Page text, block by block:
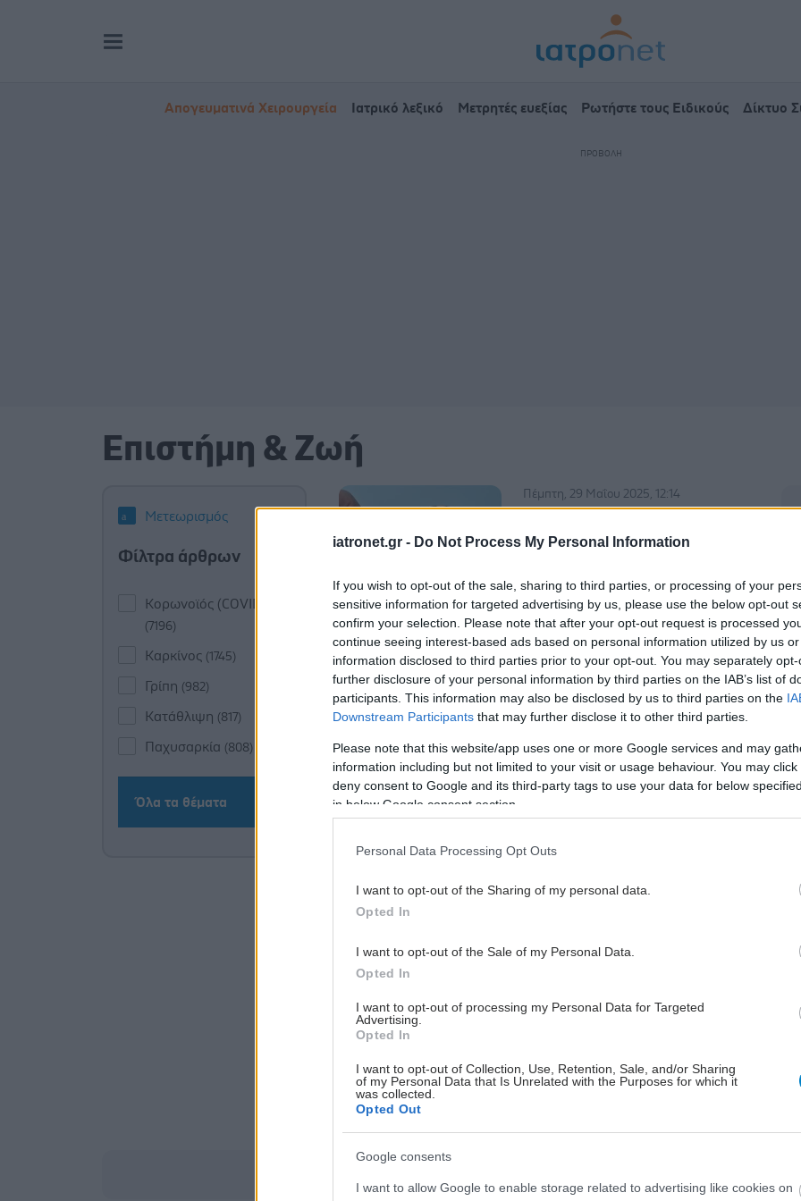
iatronet.gr - Do Not Process My Personal Information
If you wish to opt-out of the sale, sharing to third parties, or processing of your
sensitive information for targeted advertising by us, please use the below opt-out
confirm your selection. Please note that after your opt-out request is processed
continue seeing interest-based ads based on personal information utilized by us
information disclosed to third parties prior to your opt-out. You may separately
further disclosure of your personal information by third parties on the IAB’s list of
participants. This information may also be disclosed by us to third parties on the
Downstream Participants that may further disclose it to other third parties.
Please note that this website/app uses one or more Google services and may
information including but not limited to your visit or usage behaviour. You may
deny consent to Google and its third-party tags to use your data for below
in below Google consent section.
Personal Data Processing Opt Outs
I want to opt-out of the Sharing of my personal data.
Opted In
I want to opt-out of the Sale of my Personal Data.
Opted In
I want to opt-out of processing my Personal Data for Targeted
Advertising.
Opted In
I want to opt-out of Collection, Use, Retention, Sale, and/or Sharing
of my Personal Data that Is Unrelated with the Purposes for which it
was collected.
Opted Out
Google consents
I want to allow Google to enable storage related to advertising like cookies on
Απογευματινά Χειρουργεία Ιατρικό λεξικό Μετρητές ευεξίας Ρωτήστε τους Ειδικούς Δίκτυο
Επιστήμη & Ζωή
Μετεωρισμός
Φίλτρα άρθρων
Κορωνοϊός (COVID-19)
(7196)
Καρκίνος (1745)
Γρίπη (982)
Κατάθλιψη (817)
Παχυσαρκία (808)
Όλα τα θέματα
Πέμπτη, 29 Μαΐου 2025, 12:14
"φούσκωμα": Πού
αντιμετωπίζονται
Χρήσιμες συμβουλές με αφορμή την
Παγκόσμια Ημέρα Υγείας Πεπτικού
Συστήματος (29 Μαΐου).
Παρασκευή, 15 Νοεμβρίου 2024, 16:00
Πώς συνδέονται οι ήχοι του
πεπτικού με την υγεία του
εντέρου [μελέτη]
Αυστραλοί επιστήμονες αξιοποιούν
μετεωρισμών.